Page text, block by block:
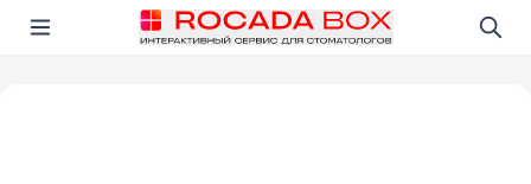
Открыть в приложении!